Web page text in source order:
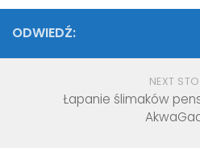
ODWIEDŹ:
NEXT
Łapanie ślimaków